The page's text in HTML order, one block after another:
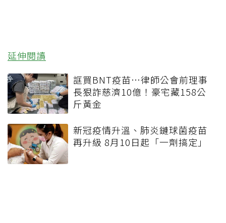
延伸閱讀
誆買BNT疫苗…律師公會前理事
長狠詐慈濟10億！豪宅藏158公
斤黃金
新冠疫情升溫、肺炎鏈球菌疫苗
再升級 8月10日起「一劑搞定」